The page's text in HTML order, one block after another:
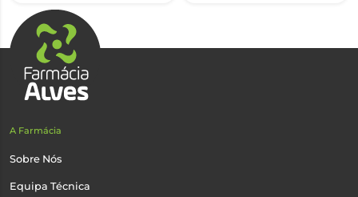
A Farmácia
Sobre Nós
Equipa Técnica